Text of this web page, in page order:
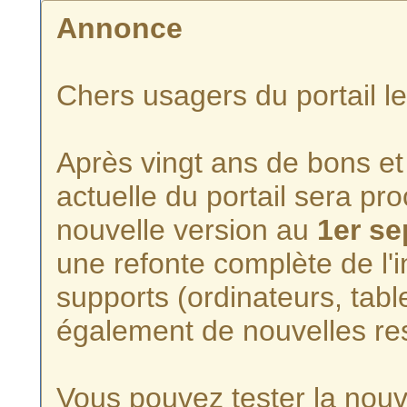
Annonce
Chers usagers du portail
Après vingt ans de bons
actuelle du portail sera
nouvelle version au 1er
une refonte complète de
supports (ordinateurs,
également de nouvelles
Vous pouvez tester la